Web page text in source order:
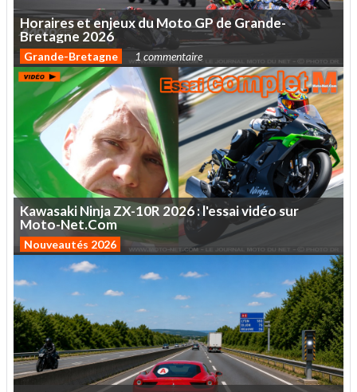
HorairesetenjeuxduMotoGPdeGrande-
Bretagne 2026
Grande-Bretagne 1 commentaire
KawasakiNinjaZX-10R2026:l'essaividéosur
Moto-Net.Com
Nouveautés 2026